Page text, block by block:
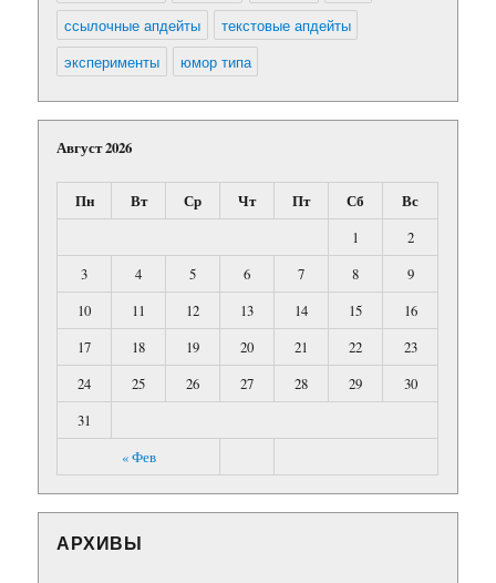
ссылочные апдейты
текстовые апдейты
эксперименты
юмор типа
Август 2026
Пн Вт Ср Чт Пт Сб Вс
« Фев
1
2
3
4 5 6 7 8
9
10
11 12 13 14 15
16
17
18 19 20 21 22
23
24
25 26 27 28 29
30
31
АРХИВЫ